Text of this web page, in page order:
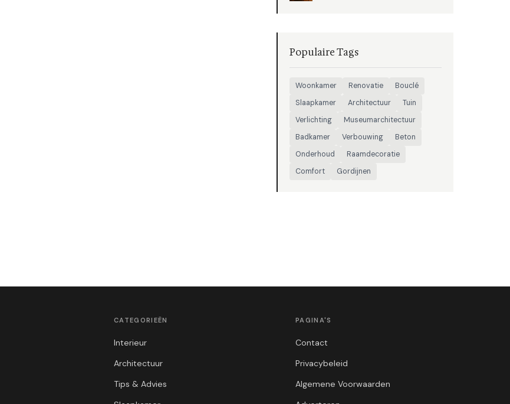
Populaire Tags
Woonkamer Renovatie
Bouclé
Slaapkamer
Architectuur
Tuin
Verlichting
Museumarchitectuur
Badkamer
Verbouwing
Beton
Onderhoud
Raamdecoratie
Comfort
Gordijnen
CATEGORIEËN
Interieur
Architectuur
Tips & Advies
PAGINA'S
Contact
Privacybeleid
Algemene Voorwaarden